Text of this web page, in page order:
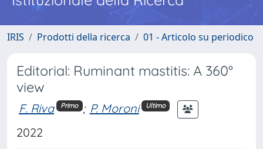
IRIS Prodotti della ricerca 01 - Articolo su periodico
Editorial: Ruminant mastitis: A 360°
view
F. Riva Primo ; P. Moroni Ultimo
2022